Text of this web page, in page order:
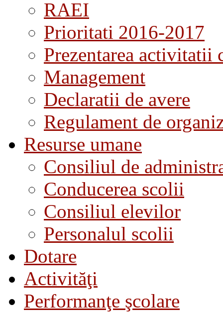
RAEI
Prioritati 2016-2017
Prezentarea activitatii
Management
Declaratii de avere
Regulament de
Resurse umane
Consiliul de
Conducerea scolii
Consiliul elevilor
Personalul scolii
Dotare
Activităţi
Performanţe şcolare